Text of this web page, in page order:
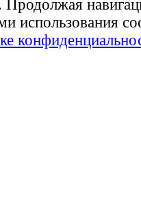
Продолжая
использования